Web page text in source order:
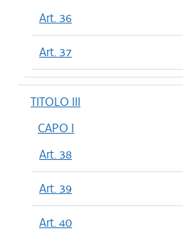
Art. 36
Art. 37
TITOLO III
CAPO I
Art. 38
Art. 39
Art. 40